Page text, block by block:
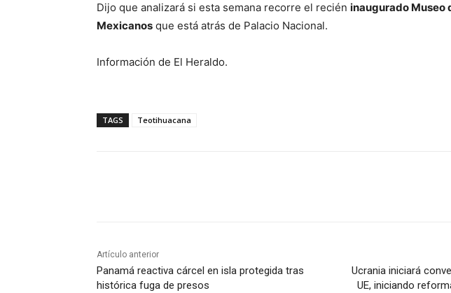
Dijo que analizará si esta semana recorre el recién inaugurado Museo
Mexicanos que está atrás de Palacio Nacional.
Información de El Heraldo.
TAGS Teotihuacana
Artículo anterior
Panamá reactiva cárcel en isla protegida tras
histórica fuga de presos
Ucrania iniciará
UE, iniciando